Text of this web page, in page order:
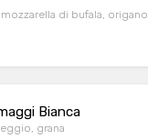
di bufala, origano
Bianca
grana